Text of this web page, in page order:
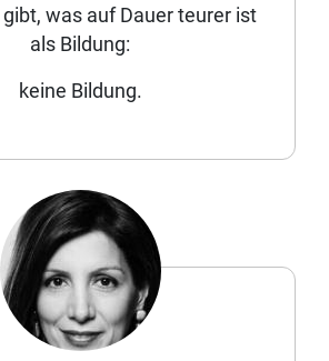
was auf Dauer teurer ist
als Bildung:
keine Bildung.